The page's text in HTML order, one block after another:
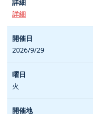
詳細
2026/9/29
火